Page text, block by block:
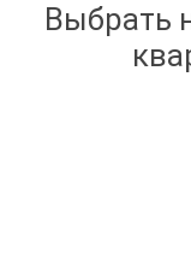
Выбрать